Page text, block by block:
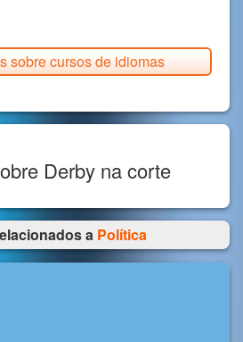
sobre cursos de idiomas
Derby na corte
a Política